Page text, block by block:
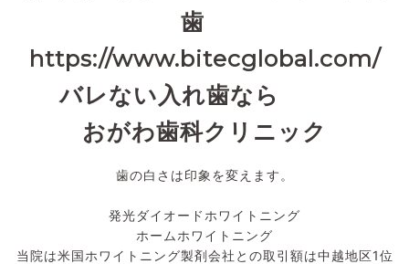
歯
https://www.bitecglobal.com/
バレない入れ歯なら
おがわ歯科クリニック
歯の白さは印象を変えます。
発光ダイオードホワイトニング
ホームホワイトニング
当院は米国ホワイトニング製剤会社との取引額は中越地区1位